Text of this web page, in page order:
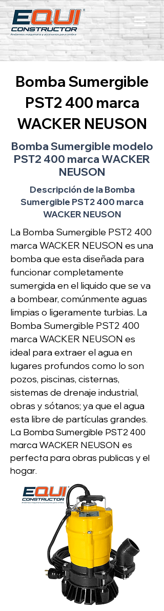
Bomba Sumergible
PST2 400 marca
WACKER NEUSON
Bomba Sumergible modelo
PST2 400 marca WACKER
NEUSON
Descripción de la Bomba
Sumergible PST2 400 marca
WACKER NEUSON
La Bomba Sumergible PST2 400
marca WACKER NEUSON es una
bomba que esta diseñada para
funcionar completamente
sumergida en el liquido que se va
a bombear, comúnmente aguas
limpias o ligeramente turbias. La
Bomba Sumergible PST2 400
marca WACKER NEUSON es
ideal para extraer el agua en
lugares profundos como lo son
pozos, piscinas, cisternas,
sistemas de drenaje industrial,
obras y sótanos; ya que el agua
esta libre de partículas grandes.
La Bomba Sumergible PST2 400
marca WACKER NEUSON es
perfecta para obras publicas y el
hogar.